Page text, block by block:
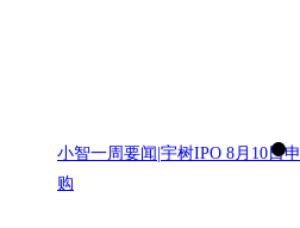
小智一周要闻|宇树IPO 8月10日申
购